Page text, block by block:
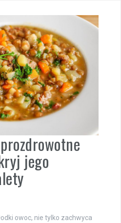
jego
owoc, nie tylko zachwyca